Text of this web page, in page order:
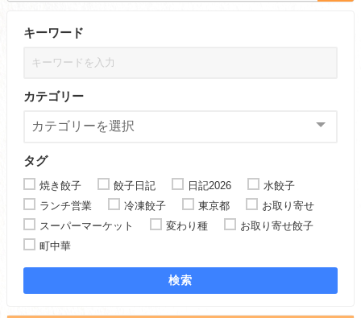
キーワード
カテゴリー
タグ
焼き餃子 餃子日記 日記2026
水餃子
ランチ営業
冷凍餃子 東京都
お取り寄せ
スーパーマーケット
変わり種
お取り寄せ餃子
町中華
検索